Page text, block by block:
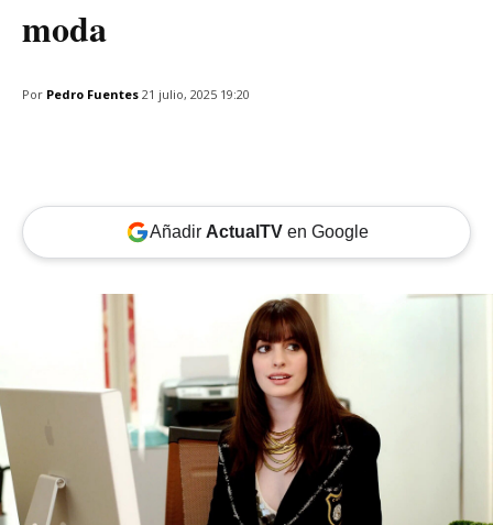
moda
Por Pedro Fuentes 21 julio, 2025 19:20
Añadir ActualTVen Google